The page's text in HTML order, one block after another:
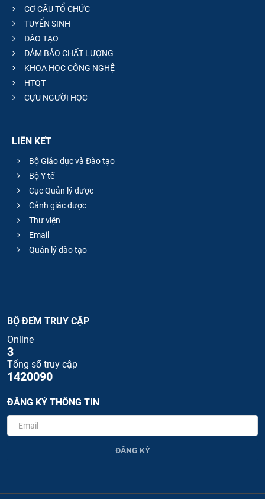
CƠ CẤU TỔ CHỨC
TUYỂN SINH
ĐÀO TẠO
ĐẢM BẢO CHẤT LƯỢNG
KHOA HỌC CÔNG NGHỆ
HTQT
CỰU NGƯỜI HỌC
LIÊN KẾT
Bộ Giáo dục và Đào tạo
Bộ Y tế
Cục Quản lý dược
Cảnh giác dược
Thư viện
Email
Quản lý đào tạo
BỘ ĐẾM TRUY CẬP
Online
3
Tổng số truy cập
1420090
ĐĂNG KÝ THÔNG TIN
ĐĂNG KÝ